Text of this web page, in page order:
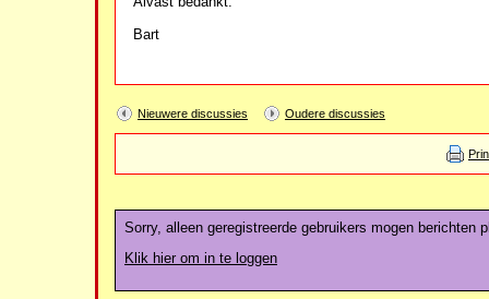
Bart
Nieuwere discussies Oudere discussies
Sorry, alleen geregistreerde gebruikers mogen berichten
Klik hier om in te loggen